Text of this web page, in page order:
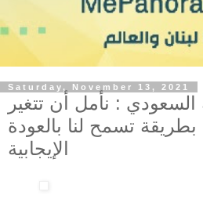
Saturday, November 13, 2021
السعودي : نأمل أن تتغير
تسمح لنا بالعودة
الإيجابية